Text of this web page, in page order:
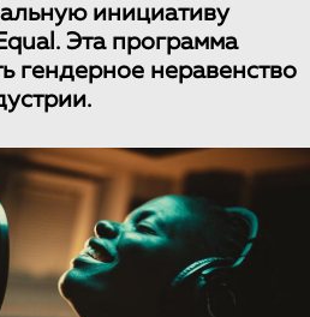
инициативу
Эта программа
гендерное неравенство